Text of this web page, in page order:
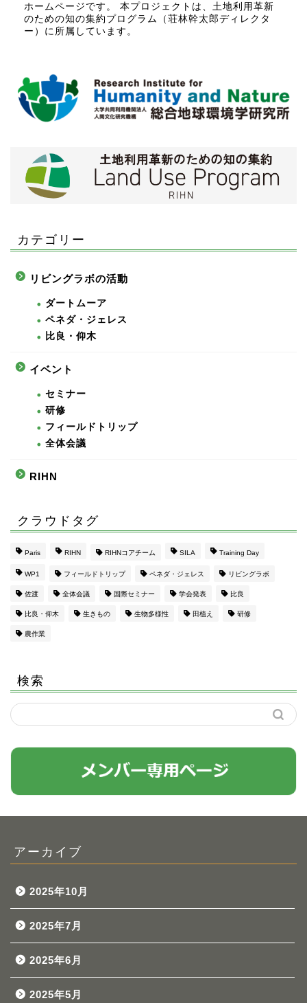
ホームページです。 本プロジェクトは、土地利用革新
のための知の集約プログラム（荘林幹太郎ディレクタ
ー）に所属しています。
カテゴリー
リビングラボの活動
ダートムーア
ペネダ・ジェレス
比良・仰木
イベント
セミナー
研修
フィールドトリップ
全体会議
RIHN
クラウドタグ
Paris RIHN RIHNコアチーム SILA Training Day
WP1 フィールドトリップ ペネダ・ジェレス リビングラボ
佐渡 全体会議 国際セミナー 学会発表 比良
比良・仰木 生きもの 生物多様性 田植え 研修
農作業
検索
アーカイブ
2025年10月
2025年7月
2025年6月
2025年5月